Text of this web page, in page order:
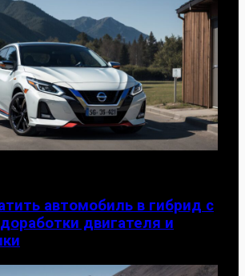
автомобиль в гибрид с
двигателя и